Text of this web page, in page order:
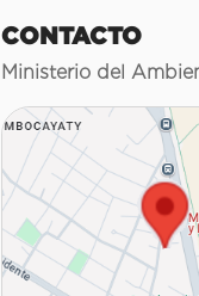
CONTACTO
Ministerio del